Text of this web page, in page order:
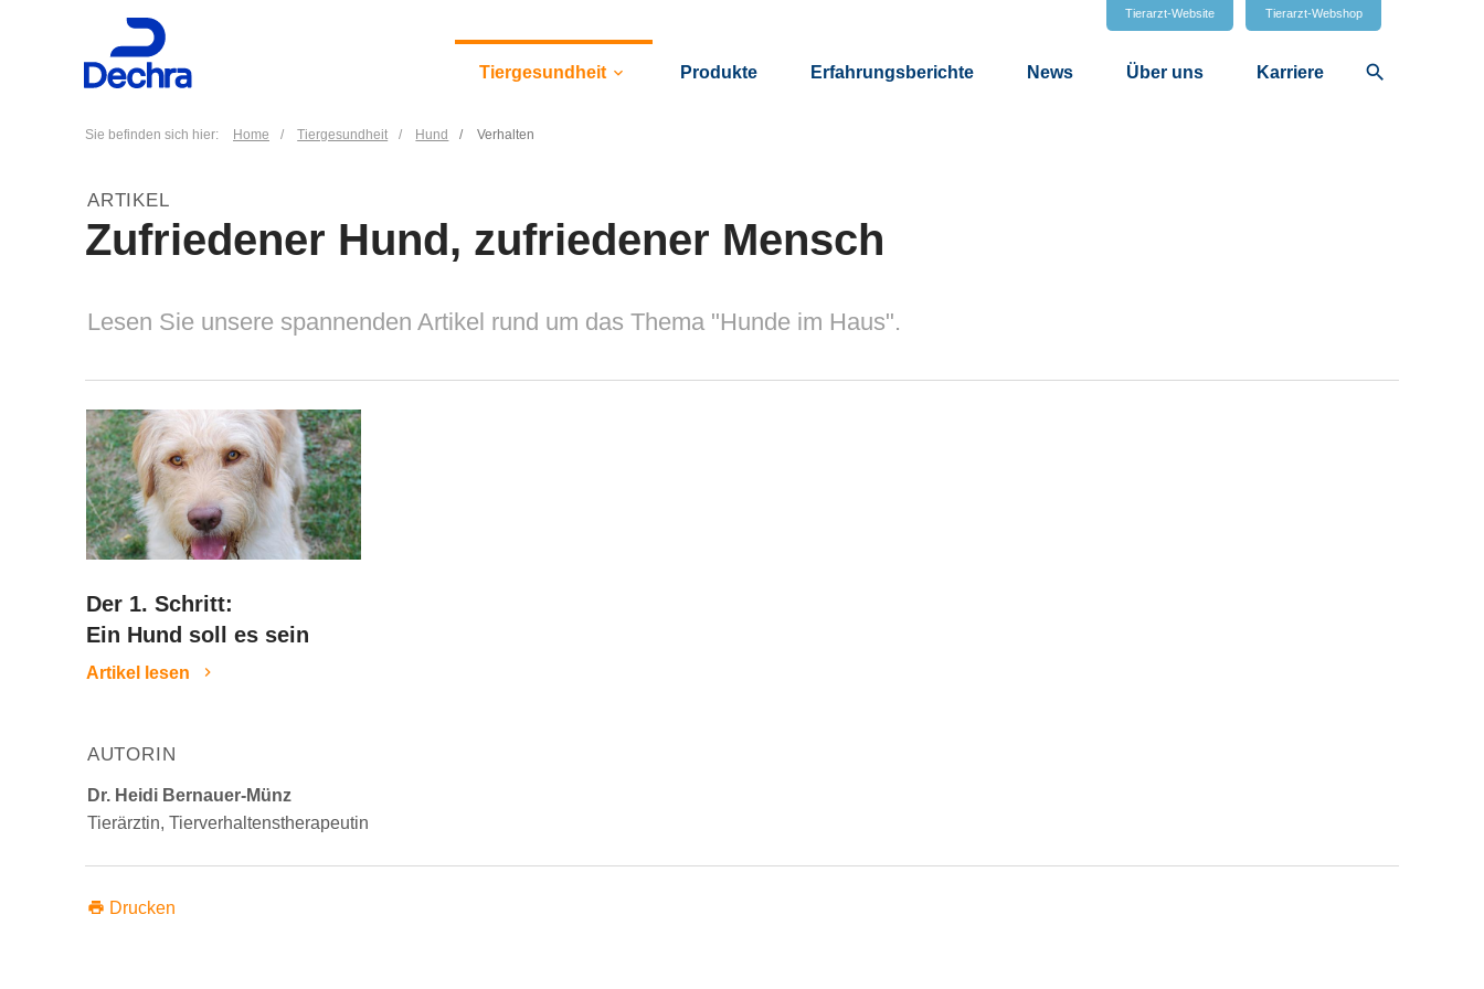
Tiergesundheit keyboard_arrow_down Produkte Erfahrungsberichte News Über uns Karriere search
Tierarzt-Website Tierarzt-Webshop
Sie befinden sich hier: Home Tiergesundheit Hund Verhalten
ARTIKEL
​Zufriedener Hund, zufriedener Mensch
Lesen Sie unsere spannenden Artikel rund um das Thema "Hunde im Haus".
Der 1. Schritt:
Ein Hund soll es sein
Artikel lesen
AUTORIN
Dr. Heidi Bernauer-Münz
Tierärztin, Tierverhaltenstherapeutin
print Drucken